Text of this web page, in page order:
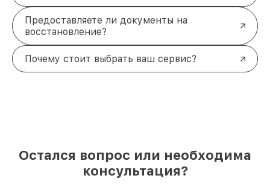
Предоставляете ли документы на
восстановление?
Почему стоит выбрать ваш сервис?
Остался вопрос или необходима
консультация?